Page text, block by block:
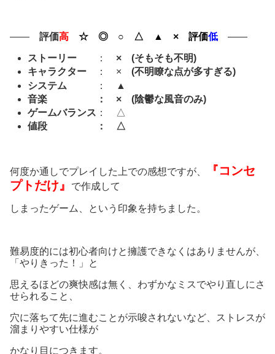
―― 評価高 ☆ ◎ ○ △ ▲ × 評価低 ――
ストーリー ： × (そもそも不明)
キャラクター
： ×(不明瞭な点が多すぎる)
システム ： ▲
音楽 ： × (陰鬱な風音のみ)
ゲームバランス ： △
値段 ： △
何度か通しでプレイした上での感想ですが、
『コンセ
プトだけ』
で作成して
しまったゲーム、という印象を持ちました。
難易度的には初心者向けと擁護できなくはありませんが、
「やりきった！」と
思えるほどの爽快感は無く、わずかなミスでやり直しにさ
せられること、
穴に落ちて先に進むことが示唆されないなど、ストレスが
溜まりやすい仕様が
かなり目につきます。